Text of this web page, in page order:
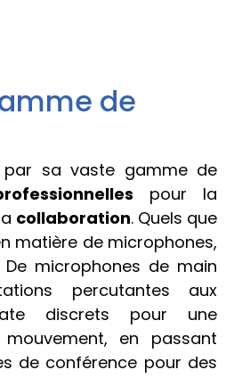
de
par sa vaste gamme de
pour la
collaboration. Quels que
matière de microphones,
microphones de main
percutantes aux
discrets pour une
en passant
de conférence pour des